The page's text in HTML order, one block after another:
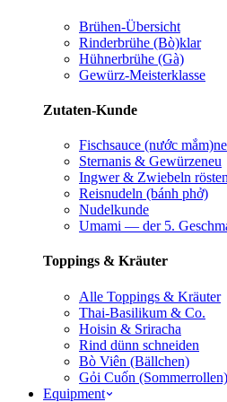
Brühen-Übersicht
Rinderbrühe (Bò)klar
Hühnerbrühe (Gà)
Gewürz-Meisterklasse
Zutaten-Kunde
Fischsauce (nước mắm)
Sternanis & Gewürzeneu
Ingwer & Zwiebeln rösten
Reisnudeln (bánh phở)
Nudelkunde
Umami — der 5.
Toppings & Kräuter
Alle Toppings & Kräuter
Thai-Basilikum & Co.
Hoisin & Sriracha
Rind dünn schneiden
Bò Viên (Bällchen)
Gỏi Cuốn (Sommerrollen)
Equipment